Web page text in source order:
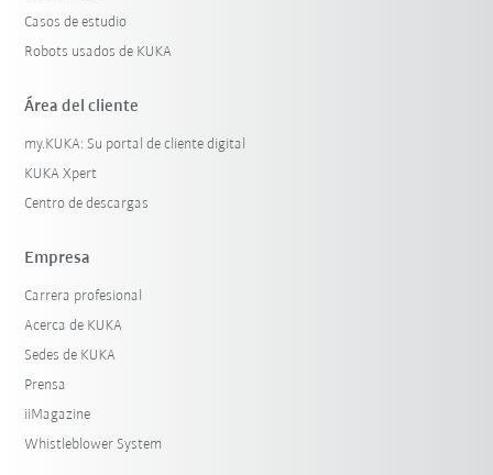
Casos de estudio
Robots usados de KUKA
Área del cliente
my.KUKA: Su portal de cliente digital
KUKA Xpert
Centro de descargas
Empresa
Carrera profesional
Acerca de KUKA
Sedes de KUKA
Prensa
iiMagazine
Whistleblower System